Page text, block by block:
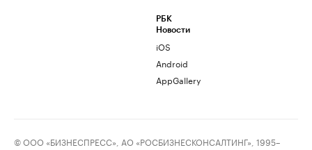
РБК
Новости
iOS
Android
AppGallery
© ООО «БИЗНЕСПРЕСС», АО «РОСБИЗНЕСКОНСАЛТИНГ», 1995–